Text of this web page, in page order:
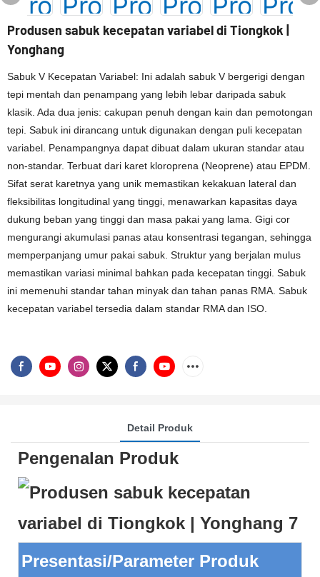
Produsen sabuk kecepatan variabel di Tiongkok |
Yonghang
Sabuk V Kecepatan Variabel: Ini adalah sabuk V bergerigi dengan
tepi mentah dan penampang yang lebih lebar daripada sabuk
klasik. Ada dua jenis: cakupan penuh dengan kain dan pemotongan
tepi. Sabuk ini dirancang untuk digunakan dengan puli kecepatan
variabel. Penampangnya dapat dibuat dalam ukuran standar atau
non-standar. Terbuat dari karet kloroprena (Neoprene) atau EPDM.
Sifat serat karetnya yang unik memastikan kekakuan lateral dan
fleksibilitas longitudinal yang tinggi, menawarkan kapasitas daya
dukung beban yang tinggi dan masa pakai yang lama. Gigi cor
mengurangi akumulasi panas atau konsentrasi tegangan, sehingga
memperpanjang umur pakai sabuk. Struktur yang berjalan mulus
memastikan variasi minimal bahkan pada kecepatan tinggi. Sabuk
ini memenuhi standar tahan minyak dan tahan panas RMA. Sabuk
kecepatan variabel tersedia dalam standar RMA dan ISO.
Detail Produk
Pengenalan Produk
Presentasi/Parameter Produk